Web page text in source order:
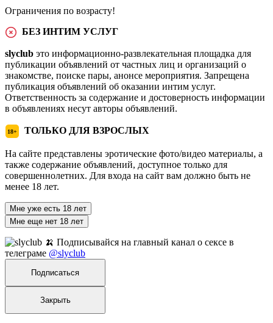
Ограничения по возрасту!
БЕЗ ИНТИМ УСЛУГ
slyclub это информационно-развлекательная площадка для
публикации объявлений от частных лиц и организаций о
знакомстве, поиске пары, анонсе мероприятия. Запрещена
публикация объявлений об оказании интим услуг.
Ответственность за содержание и достоверность информации
в объявлениях несут авторы объявлений.
18+ ТОЛЬКО ДЛЯ ВЗРОСЛЫХ
На сайте представлены эротические фото/видео материалы, а
также содержание объявлений, доступное только для
совершеннолетних. Для входа на сайт вам должно быть не
менее 18 лет.
Мне уже есть 18 лет
Мне еще нет 18 лет
🍌 Подписывайся на главный канал о сексе в
телеграме @slyclub
Подписаться
Закрыть